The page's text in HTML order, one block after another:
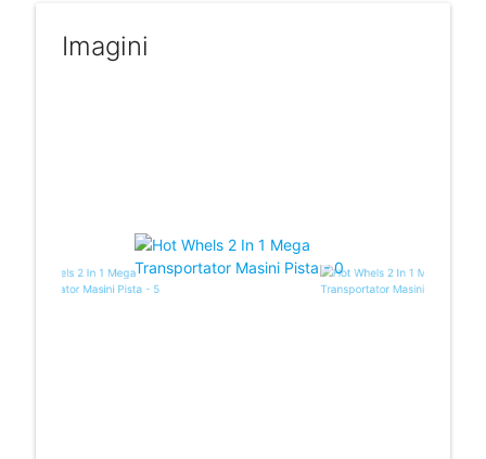
Imagini